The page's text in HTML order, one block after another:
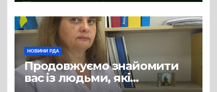
НОВИНИ РДА
Продовжуємо знайомити
вас із людьми, які